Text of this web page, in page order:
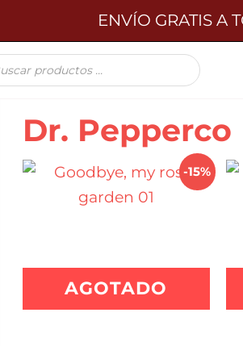
ENVÍO GRATIS A
Dr. Pepperco
-15%
AGOTADO